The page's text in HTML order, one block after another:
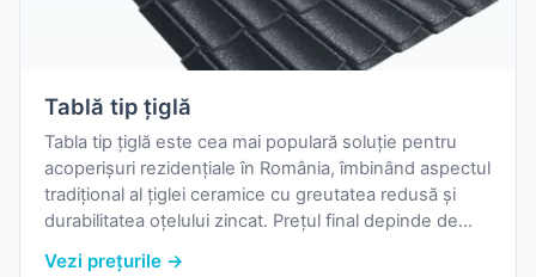
Tablă tip țiglă
Tabla tip țiglă este cea mai populară soluție pentru
acoperișuri rezidențiale în România, îmbinând aspectul
tradițional al țiglei ceramice cu greutatea redusă și
durabilitatea oțelului zincat. Prețul final depinde de
Vezi prețurile →